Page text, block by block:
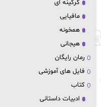
گرگینه ای
مافیایی
همخونه
هیجانی
رمان رایگان
فایل های آموزشی
کتاب
ادبیات داستانی